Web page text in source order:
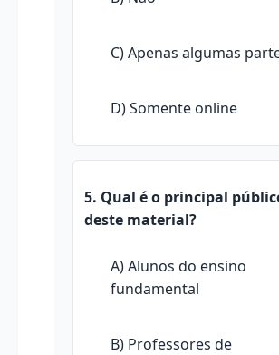
C) Apenas algumas
D) Somente online
5. Qual é o principal
deste material?
A) Alunos do ensino
fundamental
B) Professores de